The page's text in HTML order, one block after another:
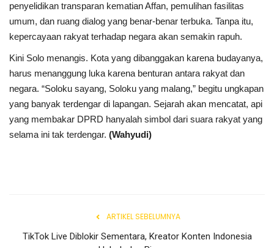
penyelidikan transparan kematian Affan, pemulihan fasilitas
umum, dan ruang dialog yang benar-benar terbuka. Tanpa itu,
kepercayaan rakyat terhadap negara akan semakin rapuh.
Kini Solo menangis. Kota yang dibanggakan karena budayanya,
harus menanggung luka karena benturan antara rakyat dan
negara. “Soloku sayang, Soloku yang malang,” begitu ungkapan
yang banyak terdengar di lapangan. Sejarah akan mencatat, api
yang membakar DPRD hanyalah simbol dari suara rakyat yang
selama ini tak terdengar. (Wahyudi)
ARTIKEL SEBELUMNYA
TikTok Live Diblokir Sementara, Kreator Konten Indonesia